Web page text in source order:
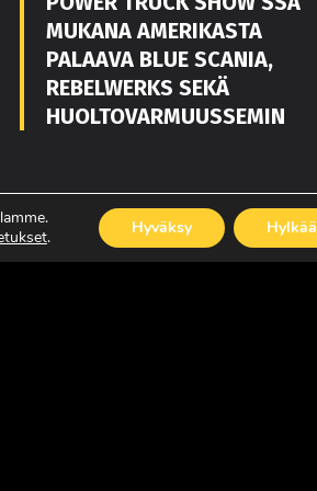
MUKANA AMERIKASTA
PALAAVA BLUE SCANIA,
REBELWERKS SEKÄ
HUOLTOVARMUUSSEMIN
LUE LISÄÄ
. Hyväksy Hylkää